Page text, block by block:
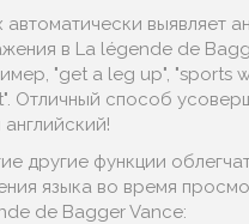
автоматически выявляет
в La légende de
"get a leg up", "sports
Отличный способ
другие функции
языка во время
de Bagger Vance: